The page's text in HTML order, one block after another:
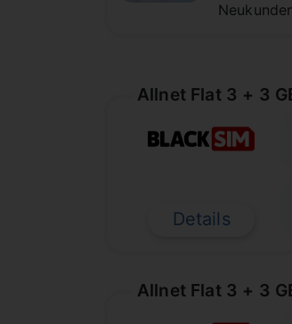
Allnet Flat 3 + 3
Details
Allnet Flat 3 + 3